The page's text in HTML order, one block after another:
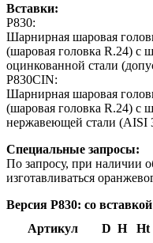
Вставки:
P830:
Шарнирная шаровая
(шаровая головка R.24) с
оцинкованной стали
P830CIN:
Шарнирная шаровая
(шаровая головка R.24) с
нержавеющей стали (AISI
Специальные запросы:
По запросу, при наличии
изготавливаться
Версия P830: со
Артикул
D H Ht